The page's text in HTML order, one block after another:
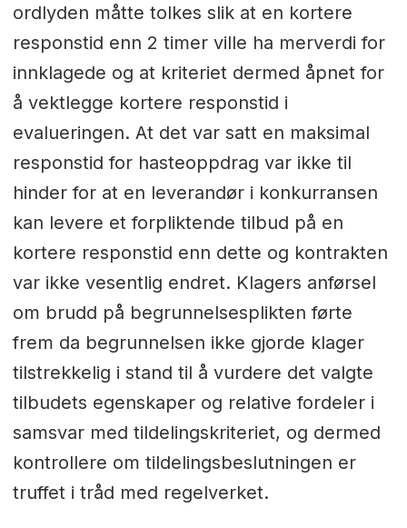
ordlyden måtte tolkes slik at en kortere
responstid enn 2 timer ville ha merverdi for
innklagede og at kriteriet dermed åpnet for
å vektlegge kortere responstid i
evalueringen. At det var satt en maksimal
responstid for hasteoppdrag var ikke til
hinder for at en leverandør i konkurransen
kan levere et forpliktende tilbud på en
kortere responstid enn dette og kontrakten
var ikke vesentlig endret. Klagers anførsel
om brudd på begrunnelsesplikten førte
frem da begrunnelsen ikke gjorde klager
tilstrekkelig i stand til å vurdere det valgte
tilbudets egenskaper og relative fordeler i
samsvar med tildelingskriteriet, og dermed
kontrollere om tildelingsbeslutningen er
truffet i tråd med regelverket.